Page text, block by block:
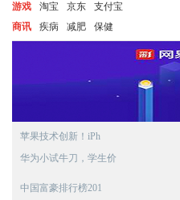
游戏 淘宝 京东
支付宝
商讯
疾病 减肥 保健
苹果技术创新！iPh
华为小试牛刀，学生价
中国富豪排行榜201